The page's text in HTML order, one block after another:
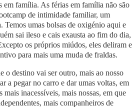
em família. As férias em família não são
de intimidade familiar, um
umas bolsas de oxigénio aqui e
sai ileso e cais exausta ao fim do dia,
os próprios miúdos, eles deliram e
para mais uma muda de fraldas.
o destino vai ser outro, mais ao nosso
a pegar no carro e dar umas voltas, em
mais inacessíveis, mais nossas, em que
mais companheiros de